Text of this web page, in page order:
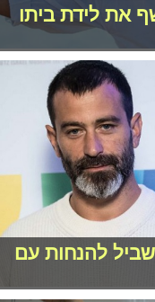
את לידת ביתו
להנחות עם